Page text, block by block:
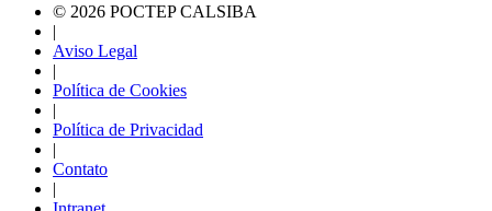
© 2026 POCTEP CALSIBA
|
Aviso Legal
|
Política de Cookies
|
Política de Privacidad
|
Contato
|